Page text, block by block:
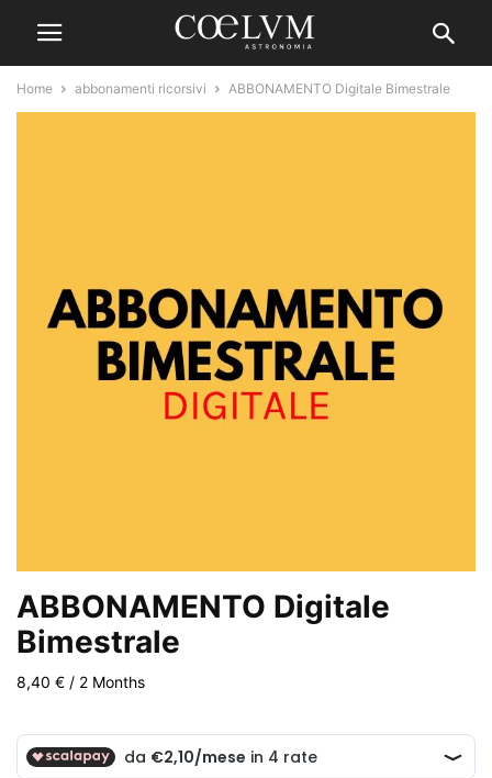
Home abbonamenti ricorsivi ABBONAMENTO Digitale Bimestrale
ABBONAMENTO Digitale
Bimestrale
8,40 € / 2 Months